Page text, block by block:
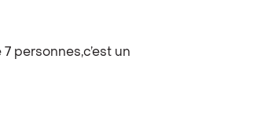
personnes,c’est un